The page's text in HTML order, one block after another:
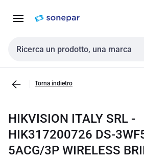
navigazione alla
Cerca input
Torna indietro
HIKVISION ITALY SRL -
HIK317200726 DS-
5ACG/3P WIRELESS